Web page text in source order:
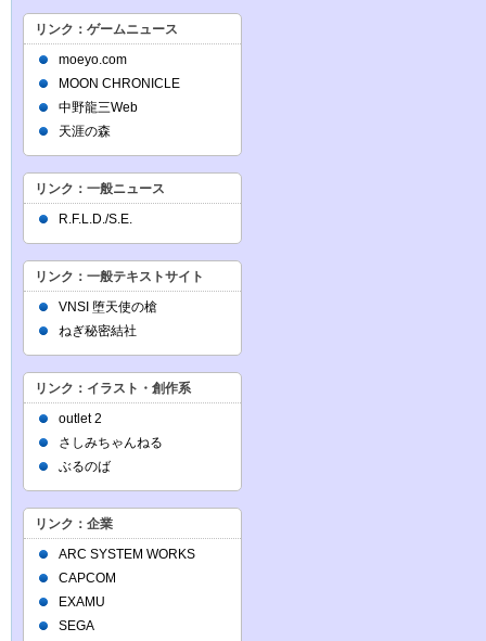
リンク：ゲームニュース
moeyo.com
MOON CHRONICLE
中野龍三Web
天涯の森
リンク：一般ニュース
R.F.L.D./S.E.
リンク：一般テキストサイト
VNSI 堕天使の槍
ねぎ秘密結社
リンク：イラスト・創作系
outlet 2
さしみちゃんねる
ぶるのば
リンク：企業
ARC SYSTEM WORKS
CAPCOM
EXAMU
SEGA